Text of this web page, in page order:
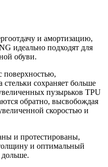
и амортизацию,
идеально подходят для
обуви.
поверхностью,
сохраняет больше
пузырьков TPU
обратно, высвобождая
скоростью и
и протестированы,
и оптимальный